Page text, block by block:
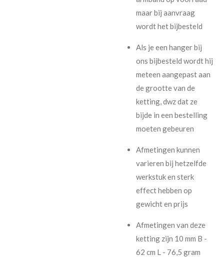
maar bij aanvraag
wordt het bijbesteld
Als je een hanger bij
ons bijbesteld wordt hij
meteen aangepast aan
de grootte van de
ketting, dwz dat ze
bijde in een bestelling
moeten gebeuren
Afmetingen kunnen
varieren bij hetzelfde
werkstuk en sterk
effect hebben op
gewicht en prijs
Afmetingen van deze
ketting zijn 10 mm B -
62 cm L - 76,5 gram